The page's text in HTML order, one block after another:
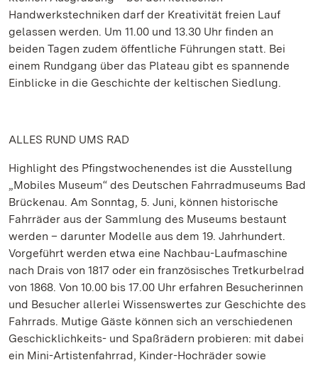
Handwerkstechniken darf der Kreativität freien Lauf
gelassen werden. Um 11.00 und 13.30 Uhr finden an
beiden Tagen zudem öffentliche Führungen statt. Bei
einem Rundgang über das Plateau gibt es spannende
Einblicke in die Geschichte der keltischen Siedlung.
ALLES RUND UMS RAD
Highlight des Pfingstwochenendes ist die Ausstellung
„Mobiles Museum“ des Deutschen Fahrradmuseums Bad
Brückenau. Am Sonntag, 5. Juni, können historische
Fahrräder aus der Sammlung des Museums bestaunt
werden – darunter Modelle aus dem 19. Jahrhundert.
Vorgeführt werden etwa eine Nachbau-Laufmaschine
nach Drais von 1817 oder ein französisches Tretkurbelrad
von 1868. Von 10.00 bis 17.00 Uhr erfahren Besucherinnen
und Besucher allerlei Wissenswertes zur Geschichte des
Fahrrads. Mutige Gäste können sich an verschiedenen
Geschicklichkeits- und Spaßrädern probieren: mit dabei
ein Mini-Artistenfahrrad, Kinder-Hochräder sowie